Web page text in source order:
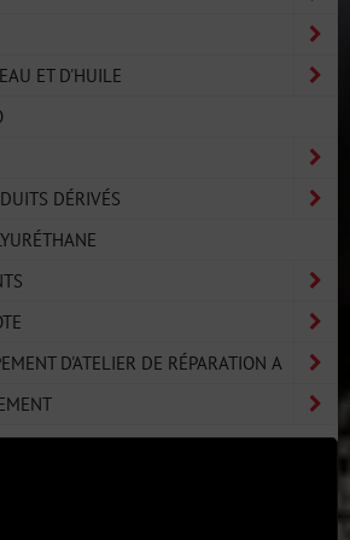
ET D'HUILE
DÉRIVÉS
D'ATELIER DE RÉPARATION A